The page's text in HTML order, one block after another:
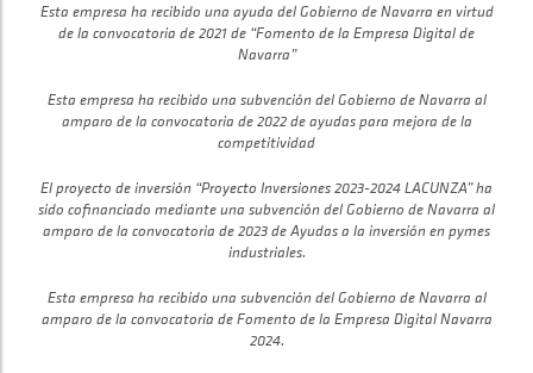
Esta empresa ha recibido una ayuda del Gobierno de Navarra en virtud
de la convocatoria de 2021 de “Fomento de la Empresa Digital de
Navarra”
Esta empresa ha recibido una subvención del Gobierno de Navarra al
amparo de la convocatoria de 2022 de ayudas para mejora de la
competitividad
El proyecto de inversión “Proyecto Inversiones 2023-2024 LACUNZA” ha
sido cofinanciado mediante una subvención del Gobierno de Navarra al
amparo de la convocatoria de 2023 de Ayudas a la inversión en pymes
industriales.
Esta empresa ha recibido una subvención del Gobierno de Navarra al
amparo de la convocatoria de Fomento de la Empresa Digital Navarra
2024.